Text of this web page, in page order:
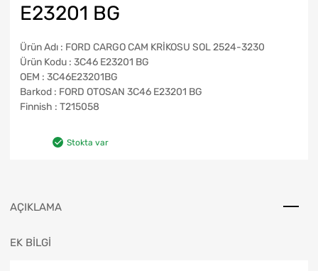
E23201 BG
Ürün Adı : FORD CARGO CAM KRİKOSU SOL 2524-3230
Ürün Kodu : 3C46 E23201 BG
OEM : 3C46E23201BG
Barkod : FORD OTOSAN 3C46 E23201 BG
Finnish : T215058
Stokta var
AÇIKLAMA
EK BILGI